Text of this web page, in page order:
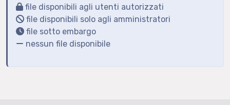
file disponibili agli utenti autorizzati
file disponibili solo agli amministratori
file sotto embargo
nessun file disponibile